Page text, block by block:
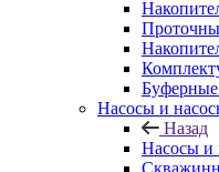
Буферные
Насосы и
Назад
Насосы и